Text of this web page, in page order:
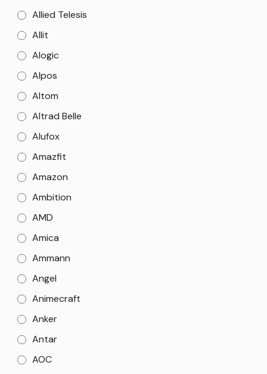
Allied Telesis
Allit
Alogic
Alpos
Altom
Altrad Belle
Alufox
Amazfit
Amazon
Ambition
AMD
Amica
Ammann
Angel
Animecraft
Anker
Antar
AOC